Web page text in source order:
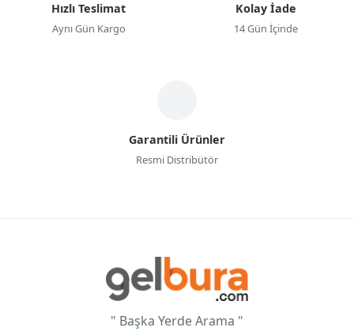
Hızlı Teslimat
Aynı Gün Kargo
Kolay İade
14 Gün İçinde
Garantili Ürünler
Resmi Distribütör
" Başka Yerde Arama "